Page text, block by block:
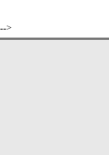
-->